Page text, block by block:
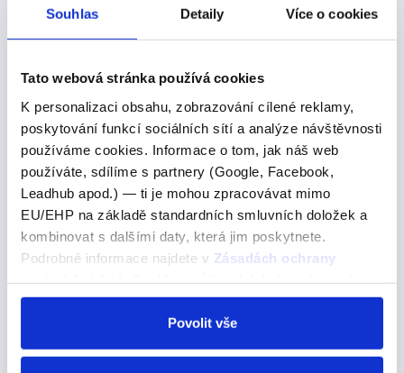
Souhlas Detaily Více o cookies
Tato webová stránka používá cookies
K personalizaci obsahu, zobrazování cílené reklamy,
poskytování funkcí sociálních sítí a analýze návštěvnosti
používáme cookies. Informace o tom, jak náš web
používáte, sdílíme s partnery (Google, Facebook,
Leadhub apod.) — ti je mohou zpracovávat mimo
EU/EHP na základě standardních smluvních doložek a
kombinovat s dalšími daty, která jim poskytnete.
Podrobné informace najdete v Zásadách ochrany
odvolat v nastavení cookies, případně se obrátit na
Povolit vše
a few places
This village is a small community and there are only a
few places to stay. Tato vesnice je malá obec a je zde
jen několik míst k pobytu. A) some B) little C) few
Opět chyták a tady vám napoví “a”…
Pojďme se podívat na správné řešení